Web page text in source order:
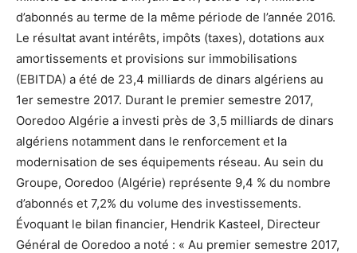
d’abonnés au terme de la même période de l’année 2016.
Le résultat avant intérêts, impôts (taxes), dotations aux
amortissements et provisions sur immobilisations
(EBITDA) a été de 23,4 milliards de dinars algériens au
1er semestre 2017. Durant le premier semestre 2017,
Ooredoo Algérie a investi près de 3,5 milliards de dinars
algériens notamment dans le renforcement et la
modernisation de ses équipements réseau. Au sein du
Groupe, Ooredoo (Algérie) représente 9,4 % du nombre
d’abonnés et 7,2% du volume des investissements.
Évoquant le bilan financier, Hendrik Kasteel, Directeur
Général de Ooredoo a noté : « Au premier semestre 2017,